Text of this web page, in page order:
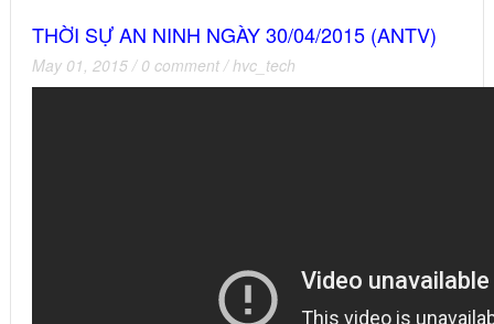
THỜI SỰ AN NINH NGÀY 30/04/2015 (ANTV)
May 01, 2015 / 0 comment /hvc_tech